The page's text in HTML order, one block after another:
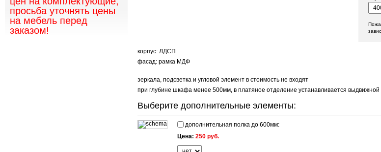
просьба уточнять цены
на мебель перед
заказом!
корпус: ЛДСП
фасад: рамка МДФ
зеркала, подсветка и угловой элемент в стоимость не входят
при глубине шкафа менее 500мм, в платяное отделение устанавливается
Выберите дополнительные элементы:
дополнительная полка до 600мм:
Цена: 250 руб.